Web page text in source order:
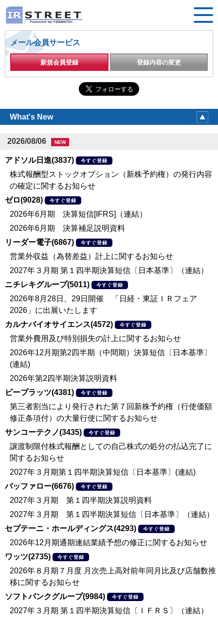
メール会員サービス
新規会員登録 登録内容の変更
What's New
2026/08/06 NEW
アドソル日進(3837) 今すぐ登録
株式報酬型ストックオプション（新株予約権）の発行内容
の確定に関するお知らせ
ゼロ(9028)
今すぐ登録
2026年6月期 決算短信[IFRS]（連結）
2026年6月期 決算補足説明資料
リーダー電子(6867)
今すぐ登録
営業外収益（為替差益）計上に関するお知らせ
2027年３月期 第１四半期決算短信〔日本基準〕（連結）
ニチレキグループ(5011)
今すぐ登録
2026年8月28日、29日開催 「日経・東証ＩＲフェア
2026」に出展いたします
カルナバイオサイエンス(4572)
今すぐ登録
営業外費用及び特別損失の計上に関するお知らせ
2026年12月期第2四半期（中間期）決算短信〔日本基準〕
(連結)
2026年第2四半期決算説明資料
ビープラッツ(4381)
今すぐ登録
第三者割当により発行された第７回新株予約権（行使価額
修正条項付）の大量行使に関するお知らせ
サンコーテクノ(3435)
今すぐ登録
譲渡制限付株式報酬としての自己株式の処分の払込完了に
関するお知らせ
2027年３月期第１四半期決算短信〔日本基準〕(連結)
バッファロー(6676)
今すぐ登録
2027年３月期 第１四半期決算説明資料
2027年３月期 第１四半期決算短信〔日本基準〕（連結）
セプテーニ・ホールディングス(4293)
今すぐ登録
2026年12月期通期連結業績予想の修正に関するお知らせ
ワッツ(2735)
今すぐ登録
2026年８月期７月度 月次売上高対前年同月比及び店舗数推
移に関するお知らせ
ソフトバンクグループ(9984)
今すぐ登録
2027年３月期 第１四半期決算短信〔ＩＦＲＳ〕（連結）